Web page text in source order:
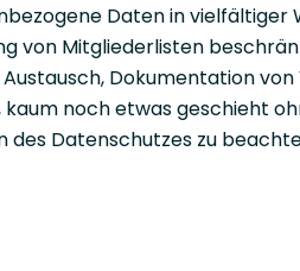
Daten in vielfältiger
von Mitgliederlisten
Dokumentation
noch etwas geschieht
des Datenschutzes zu